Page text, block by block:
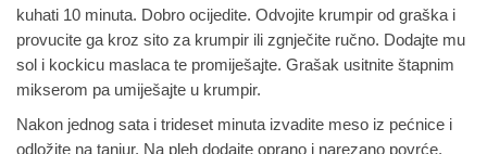
kuhati 10 minuta. Dobro ocijedite. Odvojite krumpir od graška i
provucite ga kroz sito za krumpir ili zgnječite ručno. Dodajte mu
sol i kockicu maslaca te promiješajte. Grašak usitnite štapnim
mikserom pa umiješajte u krumpir.
Nakon jednog sata i trideset minuta izvadite meso iz pećnice i
odložite na tanjur. Na pleh dodajte oprano i narezano povrće,